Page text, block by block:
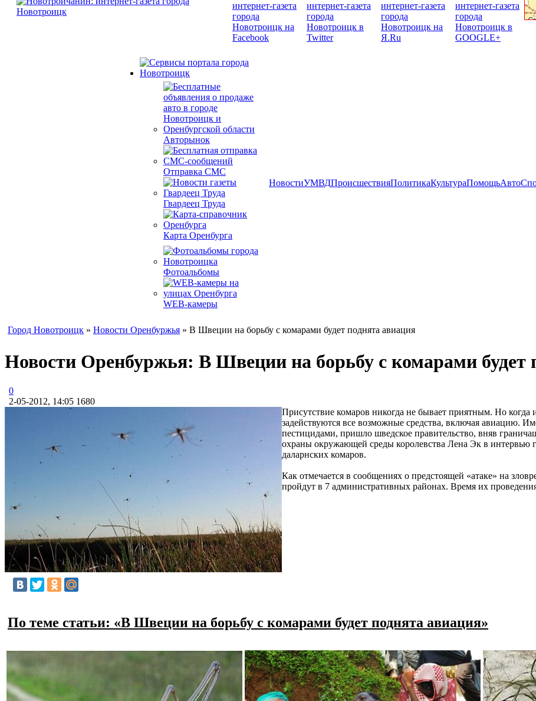
Авторынок
Отправка СМС
Гвардеец Труда
Карта Оренбурга
Фотоальбомы
WEB-камеры
НовостиУМВДПроисшествияПолитикаКультураПомощьАвто
Город Новотроицк » Новости Оренбуржья » В Швеции на борьбу с комарами будет поднята авиация
Новости Оренбуржья: В Швеции на борьбу с комарами будет
0
2-05-2012, 14:05 1680
Присутствие комаров никогда не бывает приятным. Но
задействуются все возможные средства, включая авиацию.
пестицидами, пришло шведское правительство, вняв
охраны окружающей среды королевства Лена Эк в интервью
даларнских комаров.
Как отмечается в сообщениях о предстоящей «атаке» на
пройдут в 7 административных районах. Время их
По теме статьи: «В Швеции на борьбу с комарами будет поднята авиация»